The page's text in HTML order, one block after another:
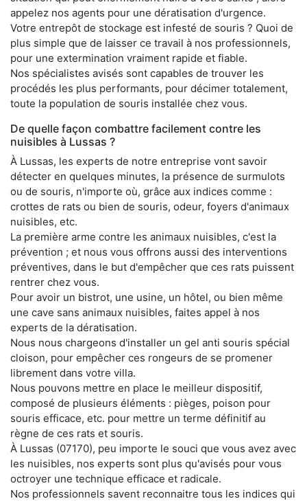
appelez nos agents pour une dératisation d'urgence.
Votre entrepôt de stockage est infesté de souris ? Quoi de
plus simple que de laisser ce travail à nos professionnels,
pour une extermination vraiment rapide et fiable.
Nos spécialistes avisés sont capables de trouver les
procédés les plus performants, pour décimer totalement,
toute la population de souris installée chez vous.
De quelle façon combattre facilement contre les
nuisibles à Lussas ?
À Lussas, les experts de notre entreprise vont savoir
détecter en quelques minutes, la présence de surmulots
ou de souris, n'importe où, grâce aux indices comme :
crottes de rats ou bien de souris, odeur, foyers d'animaux
nuisibles, etc.
La première arme contre les animaux nuisibles, c'est la
prévention ; et nous vous offrons aussi des interventions
préventives, dans le but d'empêcher que ces rats puissent
rentrer chez vous.
Pour avoir un bistrot, une usine, un hôtel, ou bien même
une cave sans animaux nuisibles, faites appel à nos
experts de la dératisation.
Nous nous chargeons d'installer un gel anti souris spécial
cloison, pour empêcher ces rongeurs de se promener
librement dans votre villa.
Nous pouvons mettre en place le meilleur dispositif,
composé de plusieurs éléments : pièges, poison pour
souris efficace, etc. pour mettre un terme définitif au
règne de ces rats et souris.
À Lussas (07170), peu importe le souci que vous avez avec
les nuisibles, nos experts sont plus qu'avisés pour vous
octroyer une technique efficace et radicale.
Nos professionnels savent reconnaitre tous les indices qui